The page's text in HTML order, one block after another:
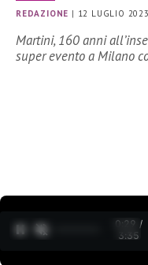
REDAZIONE | 12 LUGLIO 2023
Martini, 160 anni
super evento a Milano
0:30 /
3:35